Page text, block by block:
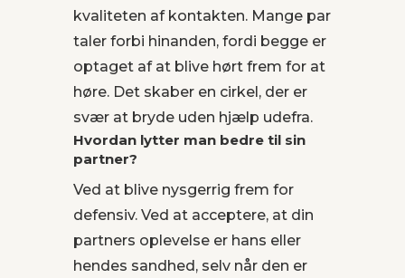
kvaliteten af kontakten. Mange par
taler forbi hinanden, fordi begge er
optaget af at blive hørt frem for at
høre. Det skaber en cirkel, der er
svær at bryde uden hjælp udefra.
Hvordan lytter man bedre til sin
partner?
Ved at blive nysgerrig frem for
defensiv. Ved at acceptere, at din
partners oplevelse er hans eller
hendes sandhed, selv når den er